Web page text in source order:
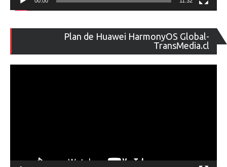
Plan de Huawei HarmonyOS Global-
TransMedia.cl
de